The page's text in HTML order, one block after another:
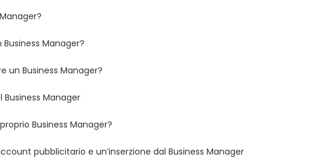
Manager?
un Business Manager?
Business Manager
Business Manager?
pubblicitario e un’inserzione dal Business Manager